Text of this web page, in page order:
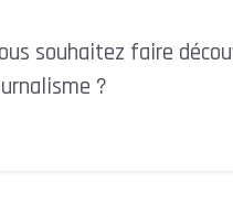
souhaitez faire
?